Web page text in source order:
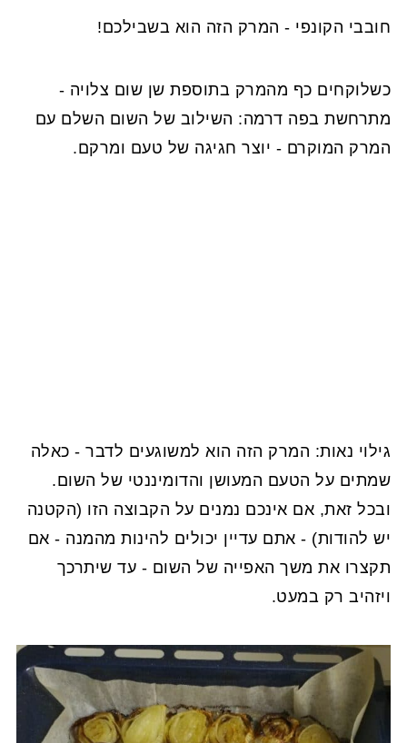
חובבי הקונפי - המרק הזה הוא בשבילכם!
כשלוקחים כף מהמרק בתוספת שן שום צלויה -
מתרחשת בפה דרמה: השילוב של השום השלם עם
המרק המוקרם - יוצר חגיגה של טעם ומרקם.
גילוי נאות: המרק הזה הוא למשוגעים לדבר - כאלה
שמתים על הטעם המעושן והדומיננטי של השום.
ובכל זאת, אם אינכם נמנים על הקבוצה הזו (הקטנה
יש להודות) - אתם עדיין יכולים להינות מהמנה - אם
תקצרו את משך האפייה של השום - עד שיתרכך
ויזהיב רק במעט.